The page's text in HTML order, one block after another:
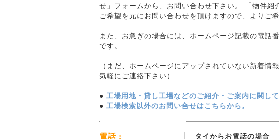
せ」フォームから、お問い合わせ下さい。 「物件
ご希望を元にお問い合わせを頂けますので、よりご
また、お急ぎの場合には、ホームページ記載の電話
です。
（まだ、ホームページにアップされていない新着
気軽にご連絡下さい）
● 工場用地・貸し工場などのご紹介・ご案内に関し
● 工場検索以外のお問い合せはこちらから。
電話 :
タイからお電話の場合